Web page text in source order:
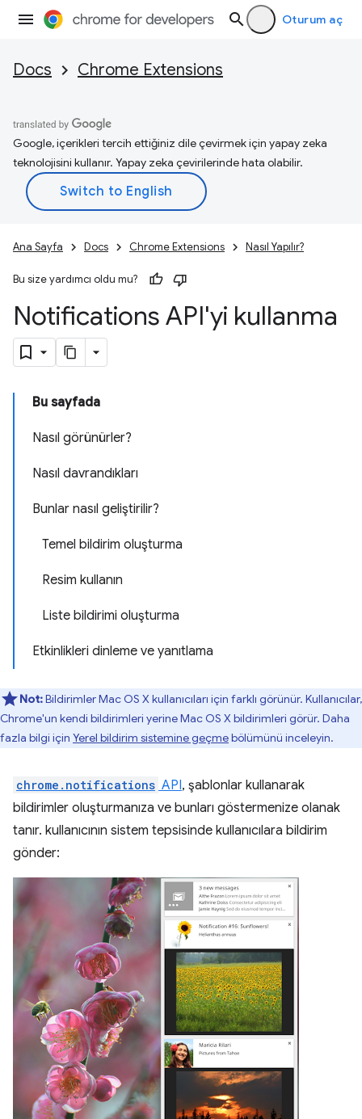
Oturum aç
Docs Chrome Extensions
Google, içerikleri tercih ettiğiniz dile çevirmek için yapay zeka
teknolojisini kullanır. Yapay zeka çevirilerinde hata olabilir.
Ana Sayfa Docs Chrome Extensions Nasıl Yapılır?
Bu size yardımcı oldu mu?
Notifications API'yi kullanma
Bu sayfada
Nasıl görünürler?
Nasıl davrandıkları
Bunlar nasıl geliştirilir?
Temel bildirim oluşturma
Resim kullanın
Liste bildirimi oluşturma
Etkinlikleri dinleme ve yanıtlama
Not:Bildirimler Mac OS X kullanıcıları için farklı görünür. Kullanıcılar,
Chrome'un kendi bildirimleri yerine Mac OS X bildirimleri görür. Daha
fazla bilgi için Yerel bildirim sistemine geçmebölümünü inceleyin.
chrome.notifications API, şablonlar kullanarak
bildirimler oluşturmanıza ve bunları göstermenize olanak
tanır. kullanıcının sistem tepsisinde kullanıcılara bildirim
gönder: